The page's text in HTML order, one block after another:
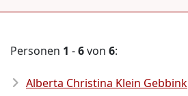
Personen 1 -6von 6:
Alberta Christina Klein Gebbink